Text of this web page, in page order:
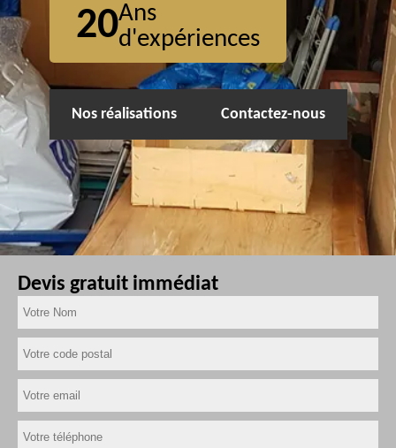
20Ans
d'expériences
Nos réalisations Contactez-nous
Devis gratuit immédiat